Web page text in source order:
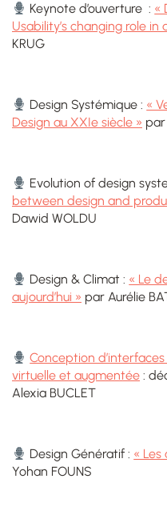
Keynote d’ouverture : «
Usability’s changing role
KRUG
Design Systémique : «
Design au XXIe siècle » par
Evolution of design
between design and
Dawid WOLDU
Design & Climat : « Le
aujourd’hui » par Aurélie
Conception
virtuelle et augmentée :
Alexia BUCLET
Design Génératif : «
Yohan FOUNS